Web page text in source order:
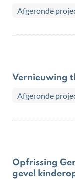
Afgeronde
Vernieuwing
Afgeronde
Opfrissing
gevel